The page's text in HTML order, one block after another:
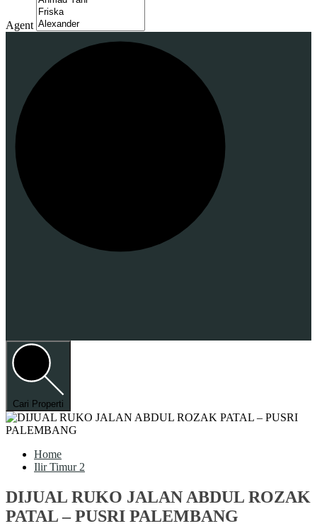
Agent
Cari Properti
Home
Ilir Timur 2
DIJUAL RUKO JALAN ABDUL ROZAK
PATAL – PUSRI PALEMBANG